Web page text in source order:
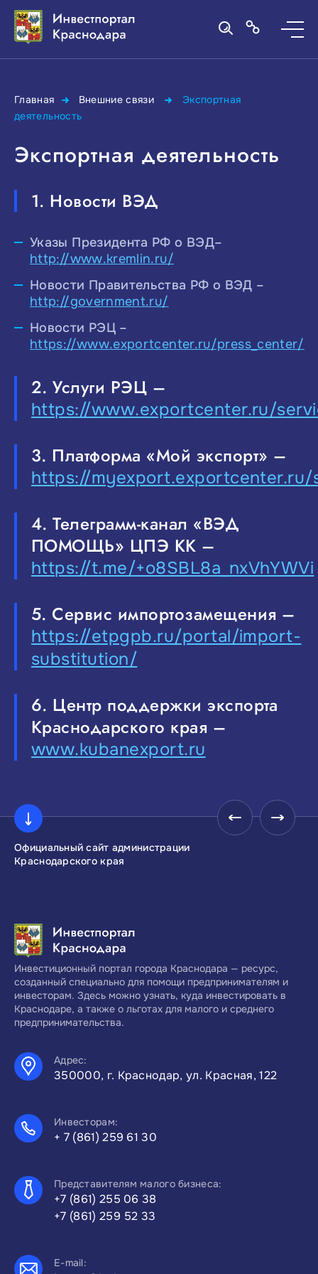
Главная Внешние связи
Экспортная
деятельность
Экспортная деятельность
1. Новости ВЭД
Указы Президента РФ о ВЭД–
http://www.kremlin.ru/
Новости Правительства РФ о ВЭД –
http://government.ru/
Новости РЭЦ –
https://www.exportcenter.ru/press_center/
2. Услуги РЭЦ –
https://www.exportcenter.ru/
3. Платформа «Мой экспорт» –
https://myexport.exportcenter.ru/
4. Телеграмм-канал «ВЭД
ПОМОЩЬ» ЦПЭ КК –
https://t.me/+o8SBL8a_nxVhYWVi
5. Сервис импортозамещения –
https://etpgpb.ru/portal/import-
substitution/
6. Центр поддержки экспорта
Краснодарского края –
www.kubanexport.ru
Официальный сайт администрации
Краснодарского края
Инвестиционный портал города Краснодара — ресурс,
созданный специально для помощи предпринимателям и
инвесторам. Здесь можно узнать, куда инвестировать в
Краснодаре, а также о льготах для малого и среднего
предпринимательства.
Адрес:
350000, г. Краснодар, ул. Красная, 122
Инвесторам:
+ 7 (861) 259 61 30
Представителям малого бизнеса:
+7 (861) 255 06 38
+7 (861) 259 52 33
E-mail: